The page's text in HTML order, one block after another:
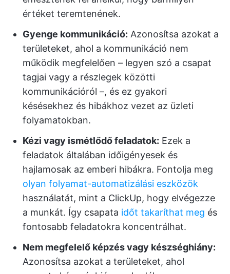
értéket teremtenének.
Gyenge kommunikáció: Azonosítsa azokat a
területeket, ahol a kommunikáció nem
működik megfelelően – legyen szó a csapat
tagjai vagy a részlegek közötti
kommunikációról –, és ez gyakori
késésekhez és hibákhoz vezet az üzleti
folyamatokban.
Kézi vagy ismétlődő feladatok: Ezek a
feladatok általában időigényesek és
hajlamosak az emberi hibákra. Fontolja meg
olyan folyamat-automatizálási eszközök
használatát, mint a ClickUp, hogy elvégezze
a munkát. Így csapata időt takaríthat meg és
fontosabb feladatokra koncentrálhat.
Nem megfelelő képzés vagy készséghiány:
Azonosítsa azokat a területeket, ahol